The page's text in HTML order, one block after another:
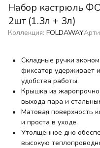
Набор кастрюль
2шт (1.3л + 3л)
Коллекция: FOLDAWAY
Складные ручки
фиксатор удерживает
удобства работы.
Крышка из
выхода пара и
Матовая поверхность
и проста в уходе.
Утолщённое дно
высокую